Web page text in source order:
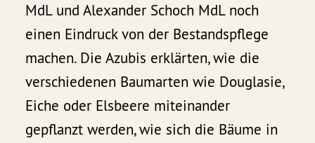
MdL und Alexander Schoch MdL noch
einen Eindruck von der Bestandspflege
machen. Die Azubis erklärten, wie die
verschiedenen Baumarten wie Douglasie,
Eiche oder Elsbeere miteinander
gepflanzt werden, wie sich die Bäume in